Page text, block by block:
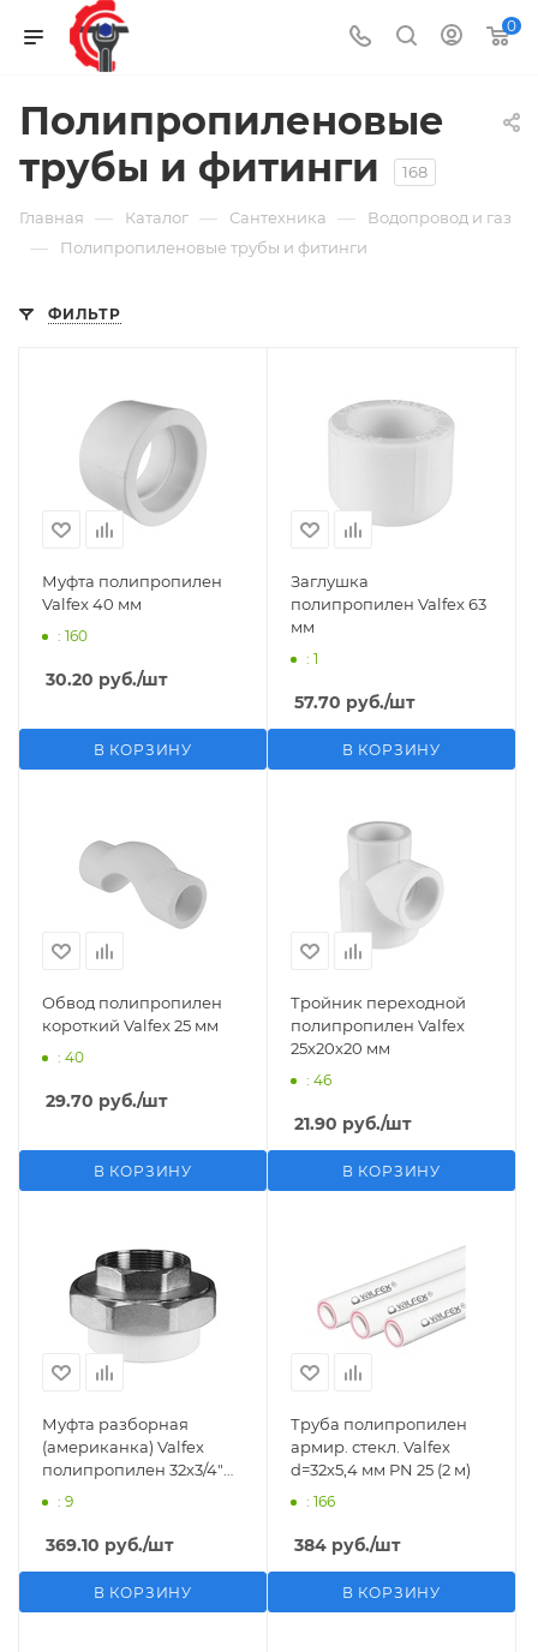
0
Полипропиленовые
трубы и фитинги
168
Главная — Каталог — Сантехника — Водопровод и газ
— Полипропиленовые трубы и фитинги
ФИЛЬТР
Муфта полипропилен
Valfex 40 мм
: 160
30.20 руб./шт
В КОРЗИНУ
Заглушка
полипропилен Valfex 63
мм
: 1
57.70 руб./шт
В КОРЗИНУ
Обвод полипропилен
короткий Valfex 25 мм
: 40
29.70 руб./шт
В КОРЗИНУ
Тройник переходной
полипропилен Valfex
25х20х20 мм
: 46
21.90 руб./шт
В КОРЗИНУ
Муфта разборная
(американка) Valfex
полипропилен 32х3/4"
: 9
369.10 руб./шт
В КОРЗИНУ
Труба полипропилен
армир. стекл. Valfex
d=32х5,4 мм PN 25 (2 м)
: 166
384 руб./шт
В КОРЗИНУ